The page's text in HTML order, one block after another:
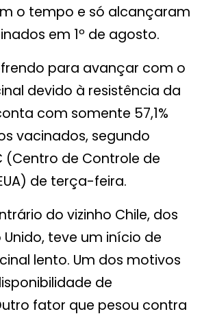
o tempo e só alcançaram
em 1º de agosto.
para avançar com o
devido à resistência da
com somente 57,1%
vacinados, segundo
(Centro de Controle de
de terça-feira.
do vizinho Chile, dos
Unido, teve um início de
lento. Um dos motivos
de
fator que pesou contra